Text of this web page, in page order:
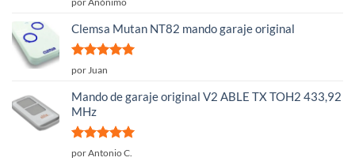
5
Clemsa Mutan NT82 mando garaje original
Valorado
por Juan
Mando de garaje original V2 ABLE TX TOH2 433,92
MHz
Valorado
por Antonio C.